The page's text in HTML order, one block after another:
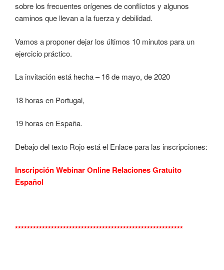
sobre los frecuentes orígenes de conflictos y algunos
caminos que llevan a la fuerza y debilidad.
Vamos a proponer dejar los últimos 10 minutos para un
ejercicio práctico.
La invitación está hecha – 16 de mayo, de 2020
18 horas en Portugal,
19 horas en España.
Debajo del texto Rojo está el Enlace para las inscripciones:
Inscripción Webinar Online Relaciones Gratuito
Español
********************************************************